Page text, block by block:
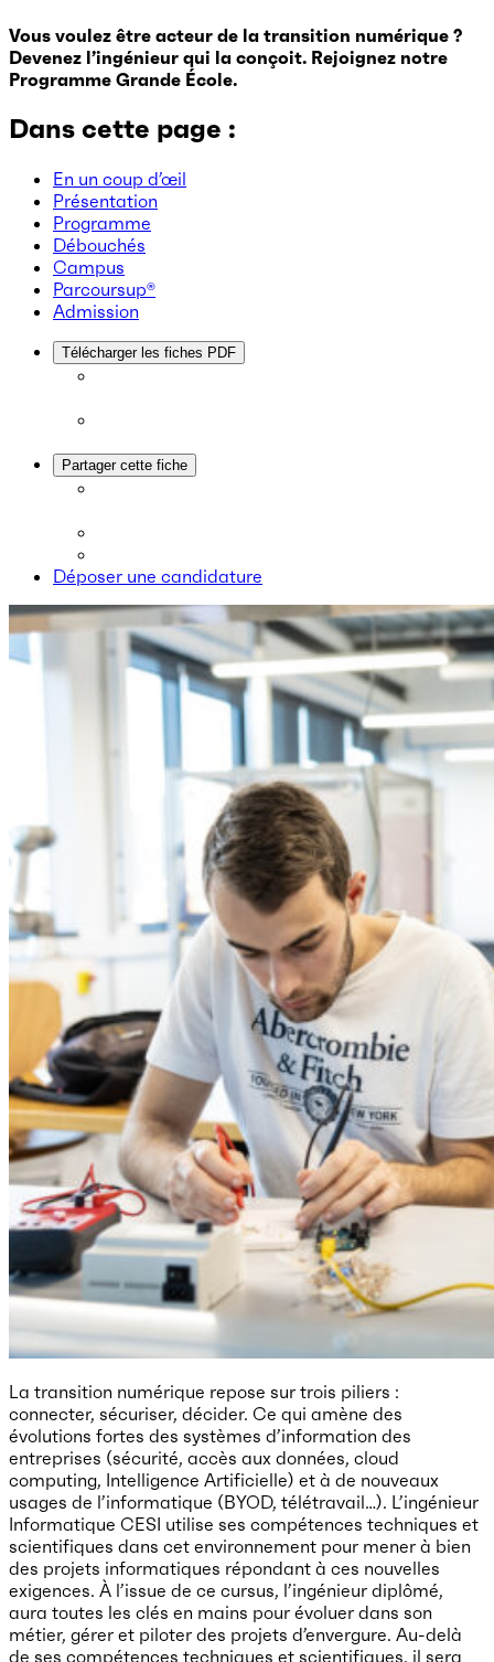
Vous voulez être acteur de la transition numérique ?
Devenez l’ingénieur qui la conçoit. Rejoignez notre
Programme Grande École.
Dans cette page :
En un coup d’œil
Présentation
Programme
Débouchés
Campus
Parcoursup®
Admission
Télécharger les fiches PDF
Partager cette fiche
Déposer une candidature
La transition numérique repose sur trois piliers :
connecter, sécuriser, décider. Ce qui amène des
évolutions fortes des systèmes d’information des
entreprises (sécurité, accès aux données, cloud
computing, Intelligence Artificielle) et à de nouveaux
usages de l’informatique (BYOD, télétravail…). L’ingénieur
Informatique CESI utilise ses compétences techniques et
scientifiques dans cet environnement pour mener à bien
des projets informatiques répondant à ces nouvelles
exigences. À l’issue de ce cursus, l’ingénieur diplômé,
aura toutes les clés en mains pour évoluer dans son
métier, gérer et piloter des projets d’envergure. Au-delà
de ses compétences techniques et scientifiques, il sera